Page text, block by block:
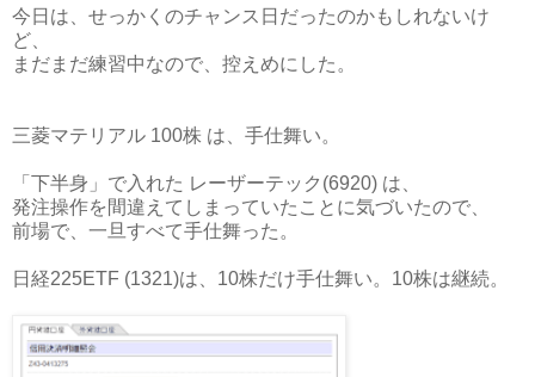
今日は、せっかくのチャンス日だったのかもしれないけ
ど、
まだまだ練習中なので、控えめにした。
三菱マテリアル 100株 は、手仕舞い。
「下半身」で入れた レーザーテック(6920) は、
発注操作を間違えてしまっていたことに気づいたので、
前場で、一旦すべて手仕舞った。
日経225ETF (1321)は、10株だけ手仕舞い。10株は継続。